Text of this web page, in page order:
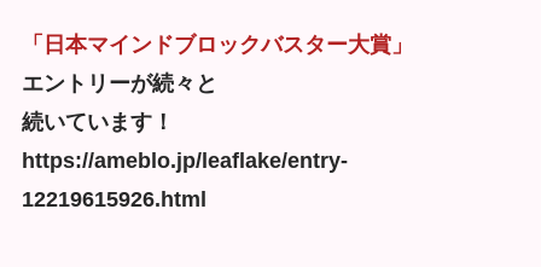
「日本マインドブロックバスター大賞」
エントリーが続々と
続いています！
https://ameblo.jp/leaflake/entry-
12219615926.html